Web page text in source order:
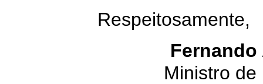
Respeitosamente,
Fernando
Ministro de